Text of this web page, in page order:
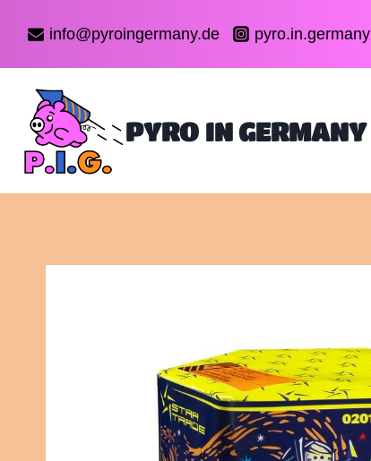
Inhalt
springen
info@pyroingermany.de pyro.in.germany
PYRO IN GERMANY